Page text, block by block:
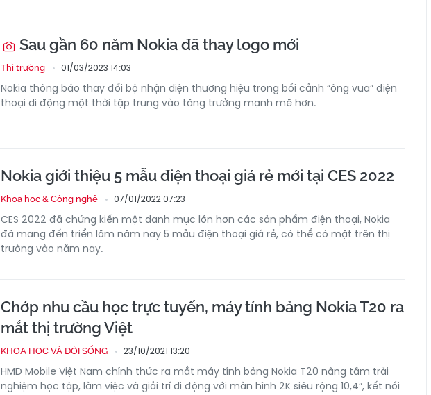
Sau gần 60 năm Nokia đã thay logo mới
Thị trường 01/03/2023 14:03
Nokia thông báo thay đổi bộ nhận diện thương hiệu trong bối cảnh “ông vua” điện
thoại di động một thời tập trung vào tăng trưởng mạnh mẽ hơn.
Nokia giới thiệu 5 mẫu điện thoại giá rẻ mới tại CES 2022
Khoa học & Công nghệ 07/01/2022 07:23
CES 2022 đã chứng kiến một danh mục lớn hơn các sản phẩm điện thoại, Nokia
đã mang đến triển lãm năm nay 5 mẫu điện thoại giá rẻ, có thể có mặt trên thị
trường vào năm nay.
Chớp nhu cầu học trực tuyến, máy tính bảng Nokia T20 ra
mắt thị trường Việt
KHOA HỌC VÀ ĐỜI SỐNG 23/10/2021 13:20
HMD Mobile Việt Nam chính thức ra mắt máy tính bảng Nokia T20 nâng tầm trải
nghiệm học tập, làm việc và giải trí di động với màn hình 2K siêu rộng 10,4”, kết nối